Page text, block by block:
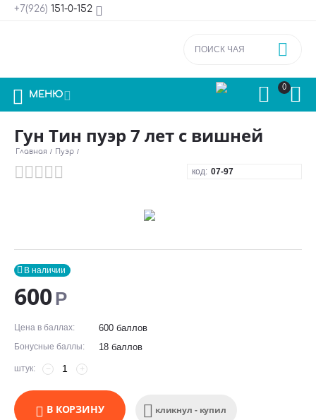
+7(926) 151-0-152 
0 


 МЕНЮ
Гун Тин пуэр 7 лет с вишней
Главная / Пуэр /
код: 07-97
В наличии

600Р
Цена в баллах: 600 баллов
Бонусные баллы: 18 баллов
штук: +
−
В КОРЗИНУ кликнул - купил